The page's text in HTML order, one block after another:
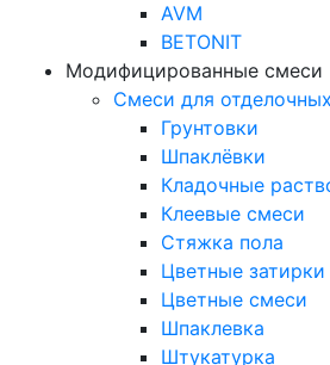
AVM
BETONIT
Модифицированные смеси
Смеси для
Грунтовки
Шпаклёвки
Кладочные
Клеевые смеси
Стяжка пола
Цветные затирки
Цветные смеси
Шпаклевка
Штукатурка